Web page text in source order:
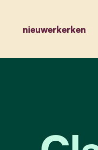
nieuwerkerken